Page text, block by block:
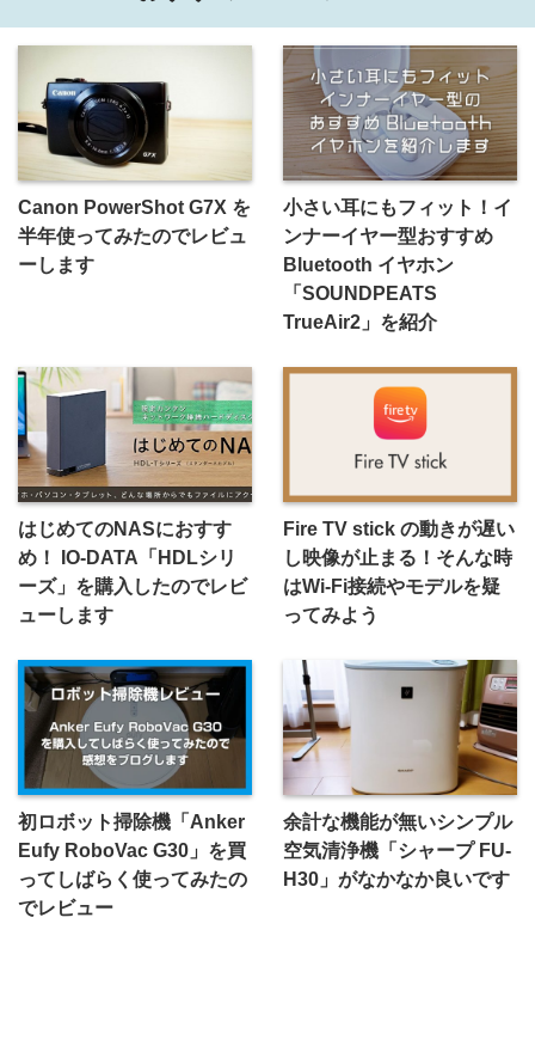
Canon PowerShot G7X を
半年使ってみたのでレビュ
ーします
小さい耳にもフィット！イ
ンナーイヤー型おすすめ
Bluetooth イヤホン
「SOUNDPEATS
TrueAir2」を紹介
はじめてのNASにおすす
め！ IO-DATA「HDLシリ
ーズ」を購入したのでレビ
ューします
Fire TV stick の動きが遅い
し映像が止まる！そんな時
はWi-Fi接続やモデルを疑
ってみよう
初ロボット掃除機「Anker
Eufy RoboVac G30」を買
ってしばらく使ってみたの
でレビュー
余計な機能が無いシンプル
空気清浄機「シャープ FU-
H30」がなかなか良いです